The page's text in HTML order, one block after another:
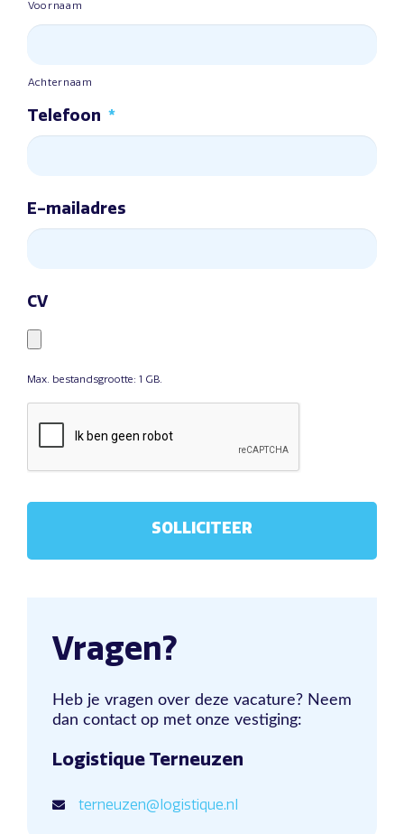
Voornaam
Achternaam
Telefoon *
E-mailadres
CV
Max. bestandsgrootte: 1 GB.
Vragen?
Heb je vragen over deze vacature? Neem
dan contact op met onze vestiging:
Logistique Terneuzen
terneuzen@logistique.nl